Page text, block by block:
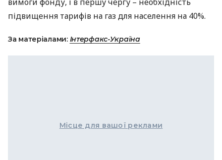
підвищення тарифів на газ для населення на 40%.
За матеріалами: Інтерфакс-Україна
Місце для вашої реклами